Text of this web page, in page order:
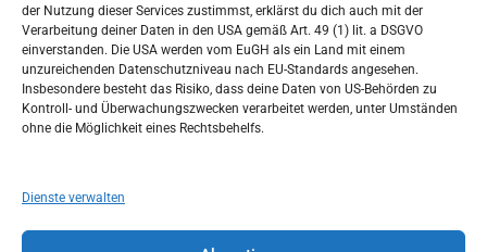
der Nutzung dieser Services zustimmst, erklärst du dich auch mit der
Verarbeitung deiner Daten in den USA gemäß Art. 49 (1) lit. a DSGVO
einverstanden. Die USA werden vom EuGH als ein Land mit einem
unzureichenden Datenschutzniveau nach EU-Standards angesehen.
Insbesondere besteht das Risiko, dass deine Daten von US-Behörden zu
Kontroll- und Überwachungszwecken verarbeitet werden, unter Umständen
ohne die Möglichkeit eines Rechtsbehelfs.
Dienste verwalten
M D M D F S
1
3 4 5 6 7 8 9
17 18
24 25 26 27 28 29 30